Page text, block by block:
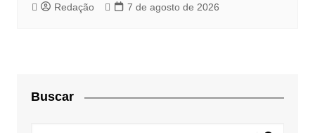
Redação 7 de agosto de 2026
Buscar